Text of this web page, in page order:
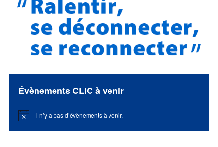
Évènements CLIC à venir
Notice Il n’y a pas d’évènements à venir.